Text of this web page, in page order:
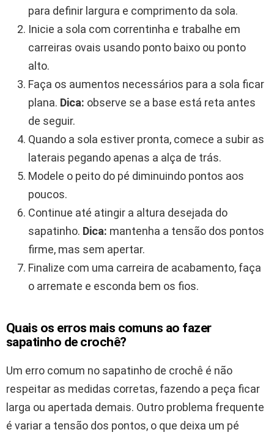
para definir largura e comprimento da sola.
Inicie a sola com correntinha e trabalhe em
carreiras ovais usando ponto baixo ou ponto
alto.
Faça os aumentos necessários para a sola ficar
plana. Dica: observe se a base está reta antes
de seguir.
Quando a sola estiver pronta, comece a subir as
laterais pegando apenas a alça de trás.
Modele o peito do pé diminuindo pontos aos
poucos.
Continue até atingir a altura desejada do
sapatinho. Dica: mantenha a tensão dos pontos
firme, mas sem apertar.
Finalize com uma carreira de acabamento, faça
o arremate e esconda bem os fios.
Quais os erros mais comuns ao fazer
sapatinho de crochê?
Um erro comum no sapatinho de crochê é não
respeitar as medidas corretas, fazendo a peça ficar
larga ou apertada demais. Outro problema frequente
é variar a tensão dos pontos, o que deixa um pé